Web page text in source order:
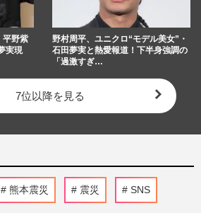
平野紫
実現
野村周平、ユニクロ“モデル美女”・
石田夢実と熱愛報道！下半身強調の
「過激すぎ…
7位以降を見る
熊本震災 震災 SNS